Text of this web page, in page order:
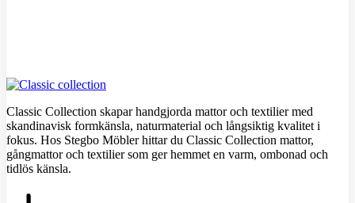
Classic Collection skapar handgjorda mattor och textilier med
skandinavisk formkänsla, naturmaterial och långsiktig kvalitet i
fokus. Hos Stegbo Möbler hittar du Classic Collection mattor,
gångmattor och textilier som ger hemmet en varm, ombonad och
tidlös känsla.